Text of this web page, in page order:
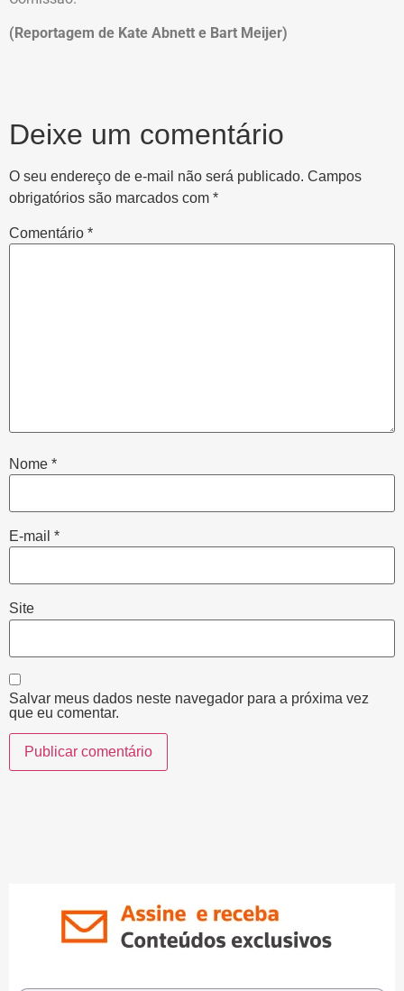
(Reportagem de Kate Abnett e Bart Meijer)
Deixe um comentário
O seu endereço de e-mail não será publicado. Campos
obrigatórios são marcados com *
Comentário *
Nome *
E-mail *
Site
Salvar meus dados neste navegador para a próxima vez
que eu comentar.